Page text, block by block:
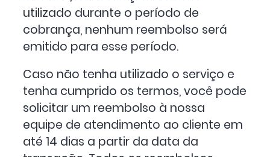
utilizado durante o período de
cobrança, nenhum reembolso será
emitido para esse período.
Caso não tenha utilizado o serviço e
tenha cumprido os termos, você pode
solicitar um reembolso à nossa
equipe de atendimento ao cliente em
até 14 dias a partir da data da